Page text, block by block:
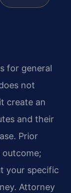
for general
not
create an
and their
Prior
outcome;
your specific
Attorney